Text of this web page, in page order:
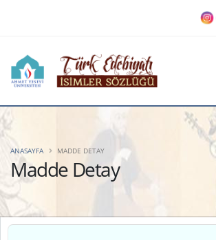
Madde Detay
ANASAYFA MADDE DETAY